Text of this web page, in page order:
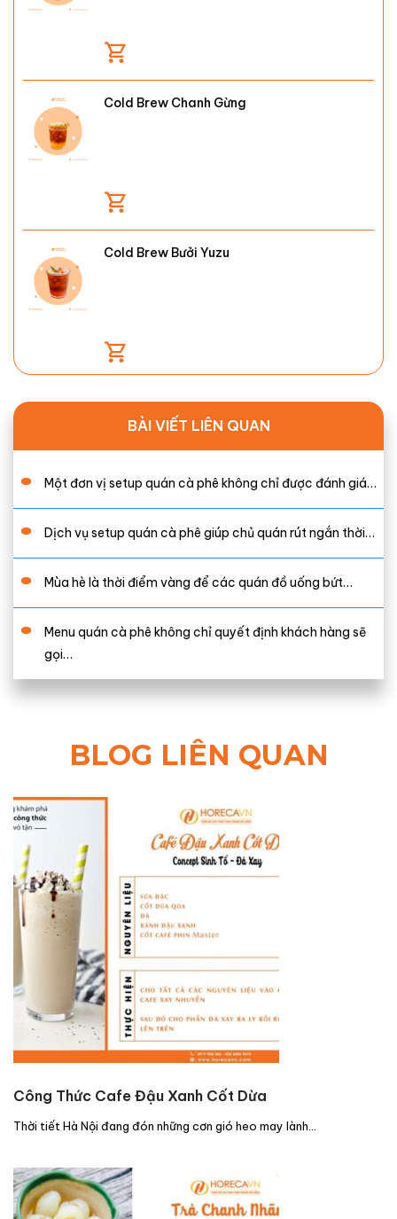
Cold Brew Chanh Gừng
Cold Brew Bưởi Yuzu
BÀI VIẾT LIÊN QUAN
Một đơn vị setup quán cà phê không chỉ được đánh giá…
Dịch vụ setup quán cà phê giúp chủ quán rút ngắn thời…
Mùa hè là thời điểm vàng để các quán đồ uống bứt…
Menu quán cà phê không chỉ quyết định khách hàng sẽ
gọi…
BLOG LIÊN QUAN
Công Thức Cafe Đậu Xanh Cốt Dừa
Thời tiết Hà Nội đang đón những cơn gió heo may lành…